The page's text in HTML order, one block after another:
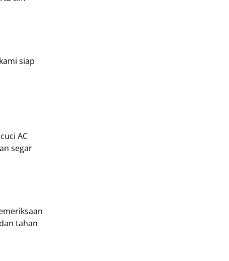
siap
AC
segar
tahan